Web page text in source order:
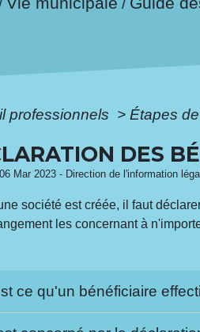
/
professionnels > Étapes
DES
Mar 2023 - Direction de l'information
société est créée, il faut
les concernant à
ce qu'un bénéficiaire